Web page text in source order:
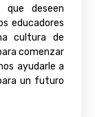
deseen
educadores
cultura de
comenzar
ayudarle a
un futuro